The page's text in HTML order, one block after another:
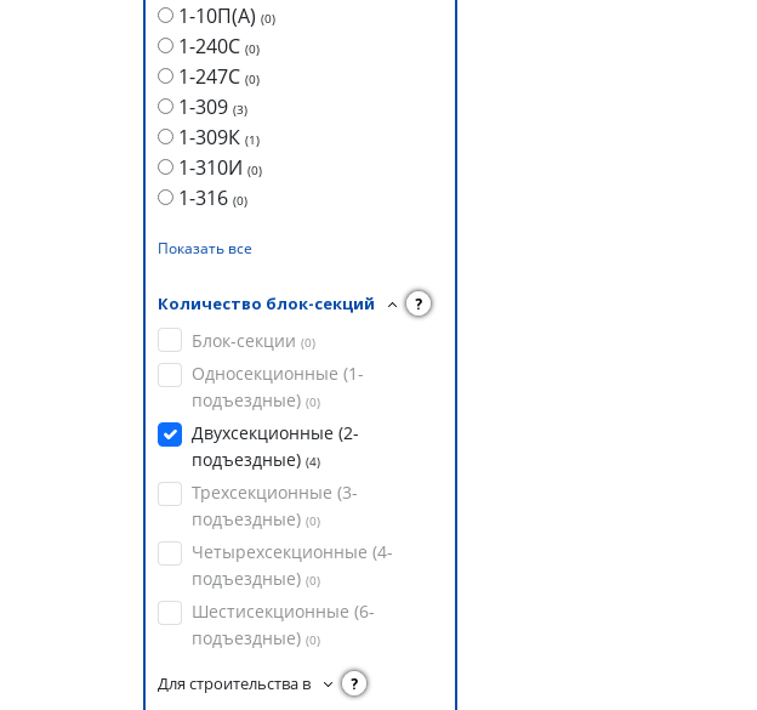
1-10П(А) (0)
1-240С (0)
1-247С (0)
1-309 (3)
1-309К (1)
1-310И (0)
1-316 (0)
Показать все
Количество блок-секций ?
Блок-секции (0)
Односекционные (1-
подъездные) (0)
Двухсекционные (2-
подъездные) (4)
Трехсекционные (3-
подъездные) (0)
Четырехсекционные (4-
подъездные) (0)
Шестисекционные (6-
подъездные) (0)
Для строительства в ?